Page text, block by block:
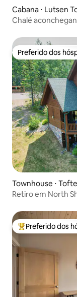
Cabana ⋅ Lutsen
Chalé
Preferido dos
Preferido dos
Townhouse ⋅ Tofte
Retiro em North
Entre os
Preferido dos